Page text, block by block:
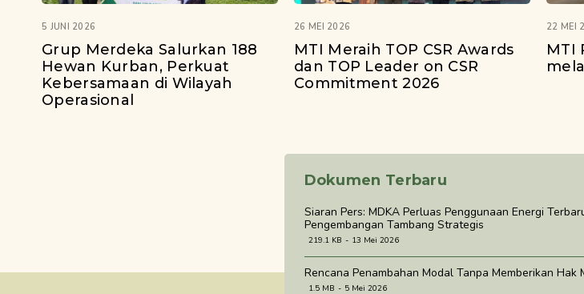
5 JUNI 2026
Grup Merdeka Salurkan 188
Hewan Kurban, Perkuat
Kebersamaan di Wilayah
Operasional
26 MEI 2026
MTI Meraih TOP CSR Awards
dan TOP Leader on CSR
Commitment 2026
22 MEI
MTI
Dokumen Terbaru
Siaran Pers: MDKA Perluas Penggunaan Energi
Pengembangan Tambang Strategis
219.1 KB 13 Mei 2026
Rencana Penambahan Modal Tanpa Memberikan
1.5 MB 5 Mei 2026